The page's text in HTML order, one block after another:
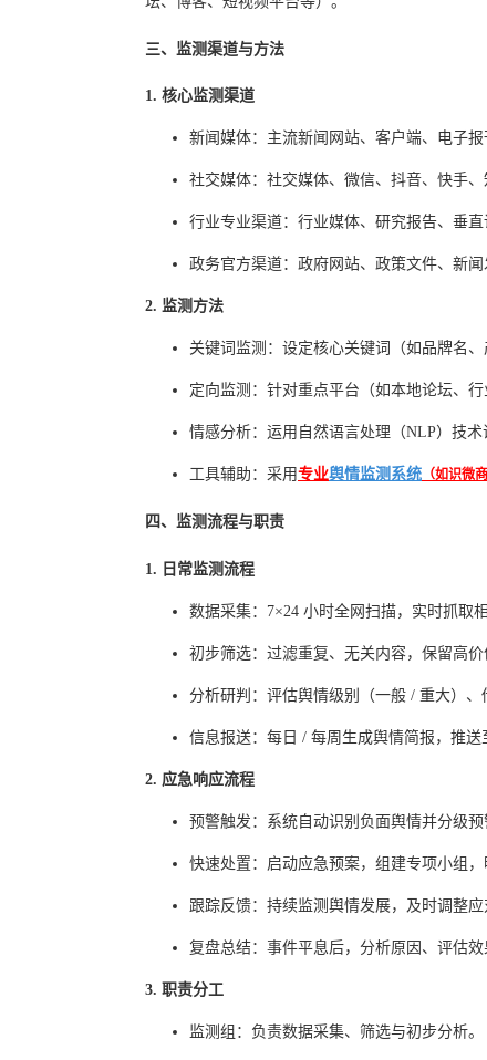
三、监测渠道与方法
1. 核心监测渠道
新闻媒体：主流新闻网站、客户端、电子
社交媒体：社交媒体、微信、抖音、快手
行业专业渠道：行业媒体、研究报告、垂直
政务官方渠道：政府网站、政策文件、新
2. 监测方法
关键词监测：设定核心关键词（如品牌名
定向监测：针对重点平台（如本地论坛、
情感分析：运用自然语言处理（NLP）技
工具辅助：采用专业舆情监测系统 （如识微
四、监测流程与职责
1. 日常监测流程
数据采集：7×24 小时全网扫描，实时抓取
初步筛选：过滤重复、无关内容，保留高
分析研判：评估舆情级别（一般 / 重大）、
信息报送：每日 / 每周生成舆情简报，推送
2. 应急响应流程
预警触发：系统自动识别负面舆情并分级预
快速处置：启动应急预案，组建专项小组
跟踪反馈：持续监测舆情发展，及时调整应
复盘总结：事件平息后，分析原因、评估
3. 职责分工
监测组：负责数据采集、筛选与初步分析。